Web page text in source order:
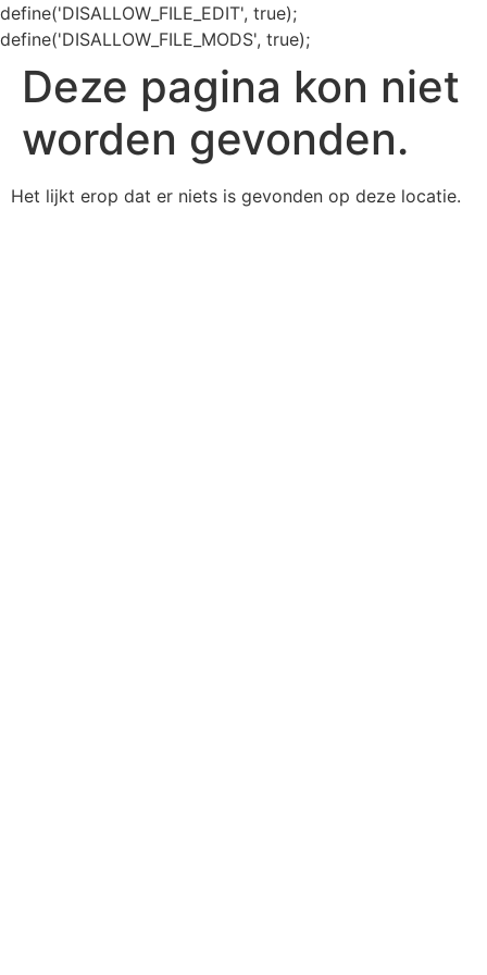
define('DISALLOW_FILE_EDIT', true);
define('DISALLOW_FILE_MODS', true);
Deze pagina kon niet
worden gevonden.
Het lijkt erop dat er niets is gevonden op deze locatie.